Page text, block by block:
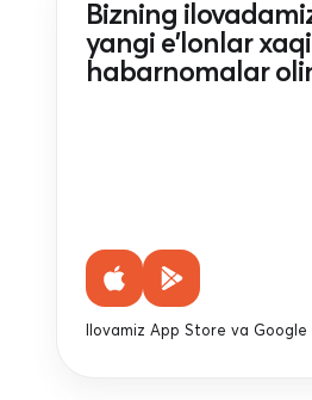
Bizning
yangi e'lonlar
habarnomalar
Ilovamiz App Store va Google